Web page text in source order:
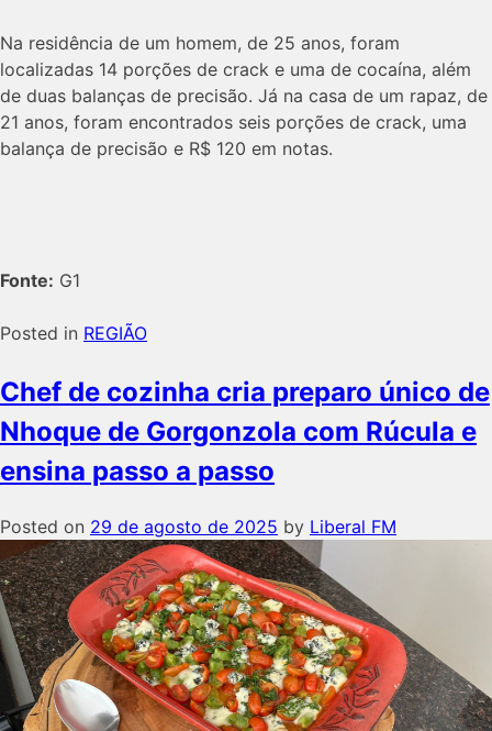
Na residência de um homem, de 25 anos, foram
localizadas 14 porções de crack e uma de cocaína, além
de duas balanças de precisão. Já na casa de um rapaz, de
21 anos, foram encontrados seis porções de crack, uma
balança de precisão e R$ 120 em notas.
Fonte: G1
Posted in REGIÃO
Chef de cozinha cria preparo único de
Nhoque de Gorgonzola com Rúcula e
ensina passo a passo
Posted on 29 de agosto de 2025 by Liberal FM